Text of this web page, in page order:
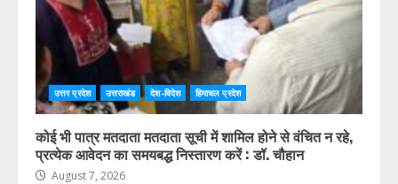
उत्तर प्रदेश उत्तराखंड देश-विदेश हिमाचल प्रदेश
कोई भी पात्र मतदाता मतदाता सूची में शामिल होने से वंचित न रहे,
प्रत्येक आवेदन का समयबद्ध निस्तारण करें : डॉ. चौहान
August 7, 2026